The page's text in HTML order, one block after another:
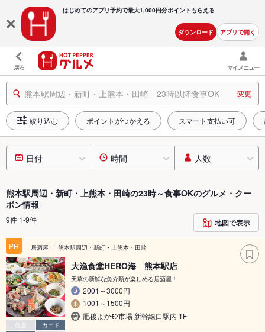
はじめてのアプリ予約で最大1,000円分ポイントもらえる
ダウンロード アプリで開く
戻る マイメニュー
熊本駅周辺・新町・上熊本・田崎 23時以降食事OK 変更
絞り込む ポイントがつかえる スマート支払い可
日付 時間 人数
熊本駅周辺・新町・上熊本・田崎の23時～食事OKのグルメ・クー
ポン情報
9件 1-9件 地図で表示
PR 居酒屋 熊本駅周辺・新町・上熊本・田崎
個室
カード
大漁食堂HERO海 熊本駅店
天草の新鮮な魚介類が楽しめる居酒屋！
2001～3000円
1001～1500円
肥後よかﾓﾝ市場 新幹線口駅内 1F